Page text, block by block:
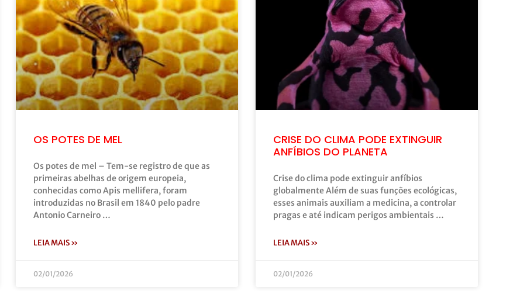
OS POTES DE MEL
Os potes de mel – Tem-se registro de que as
primeiras abelhas de origem europeia,
conhecidas como Apis mellifera, foram
introduzidas no Brasil em 1840 pelo padre
Antonio Carneiro …
LEIA MAIS »
02/01/2026
CRISE DO CLIMA PODE EXTINGUIR
ANFÍBIOS DO PLANETA
Crise do clima pode extinguir anfíbios
globalmente Além de suas funções ecológicas,
esses animais auxiliam a medicina, a controlar
pragas e até indicam perigos ambientais …
LEIA MAIS »
02/01/2026